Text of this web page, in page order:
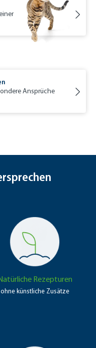
Ansprüche
Rezepturen
ohne künstliche Zusätze